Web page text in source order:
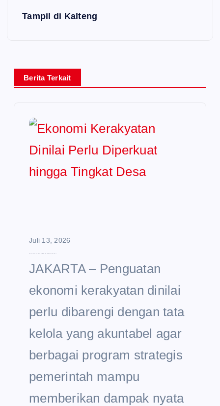
Tampil di Kalteng
Berita Terkait
Juli 13, 2026
JAKARTA – Penguatan
ekonomi kerakyatan dinilai
perlu dibarengi dengan tata
kelola yang akuntabel agar
berbagai program strategis
pemerintah mampu
memberikan dampak nyata